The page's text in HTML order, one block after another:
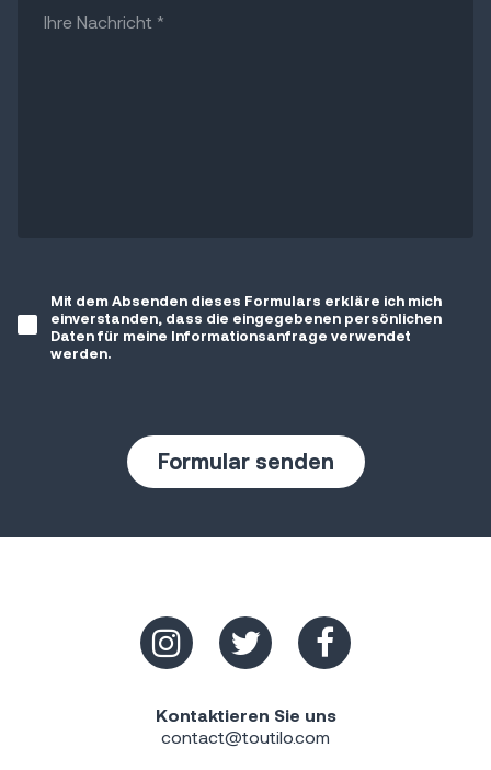
Mit dem Absenden dieses Formulars erkläre ich mich
einverstanden, dass die eingegebenen persönlichen
Daten für meine Informationsanfrage verwendet
werden.
Kontaktieren Sie uns
contact@toutilo.com